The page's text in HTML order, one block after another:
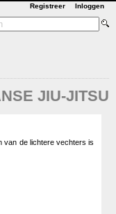
Registreer Inloggen
JIU-JITSU
van de lichtere vechters is